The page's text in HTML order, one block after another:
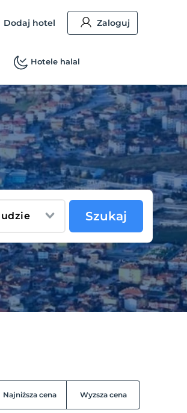
Dodaj hotel Zaloguj
Hotele halal
Szukaj
Najniższa cena Wyzsza cena